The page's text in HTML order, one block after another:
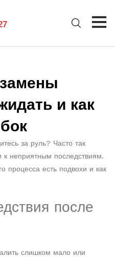
и как
за руль? Часто так
к неприятным последствиям.
процесса есть подвохи и как
после
слишком мало или